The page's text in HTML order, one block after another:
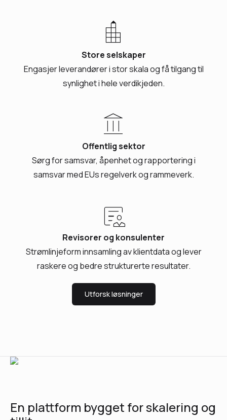
location_city
Store selskaper
Engasjer leverandører i stor skala og få tilgang til
synlighet i hele verdikjeden.
account_balance
Offentlig sektor
Sørg for samsvar, åpenhet og rapportering i
samsvar med EUs regelverk og rammeverk.
clinical_notes
Revisorer og konsulenter
Strømlinjeform innsamling av klientdata og lever
raskere og bedre strukturerte resultater.
Utforsk løsninger
En plattform bygget for skalering og